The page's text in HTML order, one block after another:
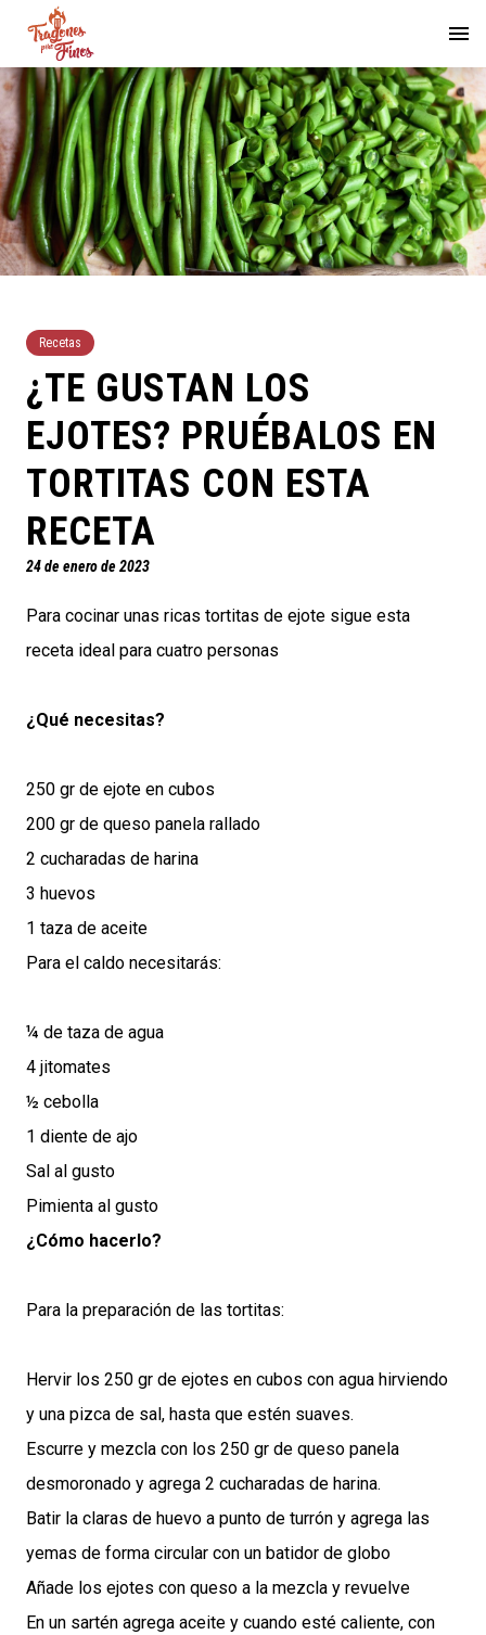
Recetas
¿TE GUSTAN LOS
EJOTES? PRUÉBALOS EN
TORTITAS CON ESTA
RECETA
24 de enero de 2023
Para cocinar unas ricas tortitas de ejote sigue esta
receta ideal para cuatro personas
¿Qué necesitas?
250 gr de ejote en cubos
200 gr de queso panela rallado
2 cucharadas de harina
3 huevos
1 taza de aceite
Para el caldo necesitarás:
¼ de taza de agua
4 jitomates
½ cebolla
1 diente de ajo
Sal al gusto
Pimienta al gusto
¿Cómo hacerlo?
Para la preparación de las tortitas:
Hervir los 250 gr de ejotes en cubos con agua hirviendo
y una pizca de sal, hasta que estén suaves.
Escurre y mezcla con los 250 gr de queso panela
desmoronado y agrega 2 cucharadas de harina.
Batir la claras de huevo a punto de turrón y agrega las
yemas de forma circular con un batidor de globo
Añade los ejotes con queso a la mezcla y revuelve
En un sartén agrega aceite y cuando esté caliente, con